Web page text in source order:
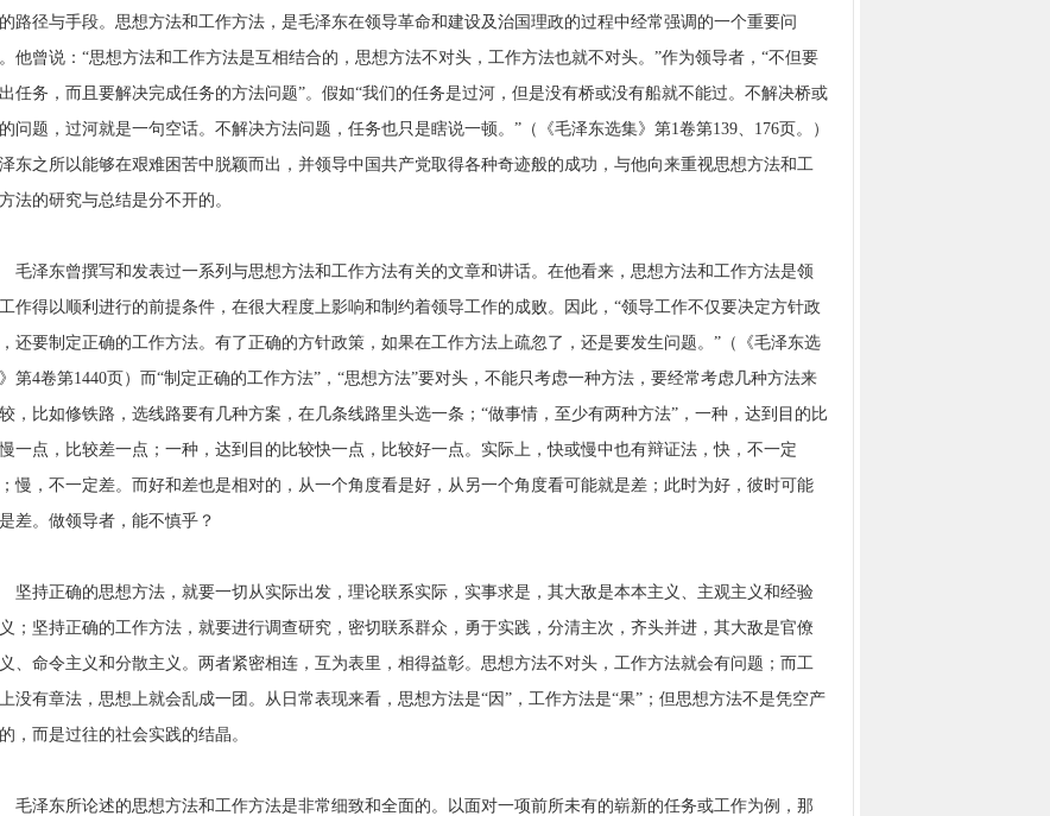
路径与手段。思想方法和工作方法，是毛泽东在领导革命和建设及治国理政的过程中经常强调的一个重要问
他曾说：“思想方法和工作方法是互相结合的，思想方法不对头，工作方法也就不对头。”作为领导者，“不但要
任务，而且要解决完成任务的方法问题”。假如“我们的任务是过河，但是没有桥或没有船就不能过。不解决桥或
问题，过河就是一句空话。不解决方法问题，任务也只是瞎说一顿。”（《毛泽东选集》第1卷第139、176页。）
东之所以能够在艰难困苦中脱颖而出，并领导中国共产党取得各种奇迹般的成功，与他向来重视思想方法和工
法的研究与总结是分不开的。
毛泽东曾撰写和发表过一系列与思想方法和工作方法有关的文章和讲话。在他看来，思想方法和工作方法是领
作得以顺利进行的前提条件，在很大程度上影响和制约着领导工作的成败。因此，“领导工作不仅要决定方针政
还要制定正确的工作方法。有了正确的方针政策，如果在工作方法上疏忽了，还是要发生问题。”（《毛泽东选
第4卷第1440页）而“制定正确的工作方法”，“思想方法”要对头，不能只考虑一种方法，要经常考虑几种方法来
，比如修铁路，选线路要有几种方案，在几条线路里头选一条；“做事情，至少有两种方法”，一种，达到目的比
一点，比较差一点；一种，达到目的比较快一点，比较好一点。实际上，快或慢中也有辩证法，快，不一定
慢，不一定差。而好和差也是相对的，从一个角度看是好，从另一个角度看可能就是差；此时为好，彼时可能
差。做领导者，能不慎乎？
坚持正确的思想方法，就要一切从实际出发，理论联系实际，实事求是，其大敌是本本主义、主观主义和经验
；坚持正确的工作方法，就要进行调查研究，密切联系群众，勇于实践，分清主次，齐头并进，其大敌是官僚
、命令主义和分散主义。两者紧密相连，互为表里，相得益彰。思想方法不对头，工作方法就会有问题；而工
没有章法，思想上就会乱成一团。从日常表现来看，思想方法是“因”，工作方法是“果”；但思想方法不是凭空产
，而是过往的社会实践的结晶。
毛泽东所论述的思想方法和工作方法是非常细致和全面的。以面对一项前所未有的崭新的任务或工作为例，那